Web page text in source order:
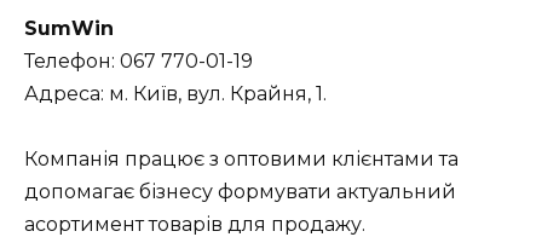
SumWin
Телефон: 067 770-01-19
Адреса: м. Київ, вул. Крайня, 1.
Компанія працює з оптовими клієнтами та
допомагає бізнесу формувати актуальний
асортимент товарів для продажу.